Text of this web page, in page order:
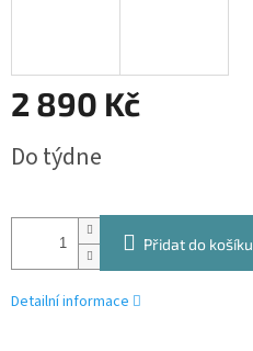
2 890 Kč
cena:
Do týdne
Přidat do košíku
Detailní informace